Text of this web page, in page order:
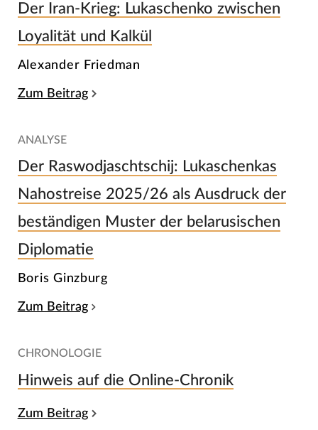
Der Iran-Krieg: Lukaschenko zwischen
Loyalität und Kalkül
Alexander Friedman
Zum Beitrag
ANALYSE
Der Raswodjaschtschij: Lukaschenkas
Nahostreise 2025/26 als Ausdruck der
beständigen Muster der belarusischen
Diplomatie
Boris Ginzburg
Zum Beitrag
CHRONOLOGIE
Hinweis auf die Online-Chronik
Zum Beitrag